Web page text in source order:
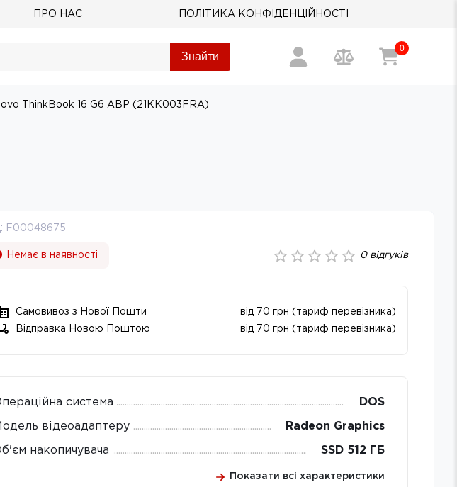
ПРО НАС ПОЛІТИКА КОНФІДЕНЦІЙНОСТІ
Знайти
0
ThinkBook 16 G6 ABP (21KK003FRA)
F00048675
Немає в наявності 0відгуків
Самовивоз з Нової Пошти
від 70 грн (тариф перевізника)
Відправка Новою Поштою
від 70 грн (тариф перевізника)
система DOS
відеоадаптеру Radeon Graphics
накопичувача SSD 512 ГБ
Показати всі характеристики